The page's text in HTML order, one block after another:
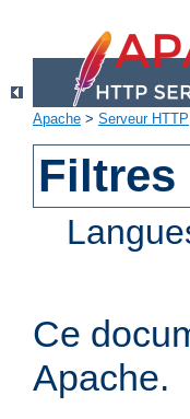
Apache > Serveur HTTP
Filtres
Ce
Apache.